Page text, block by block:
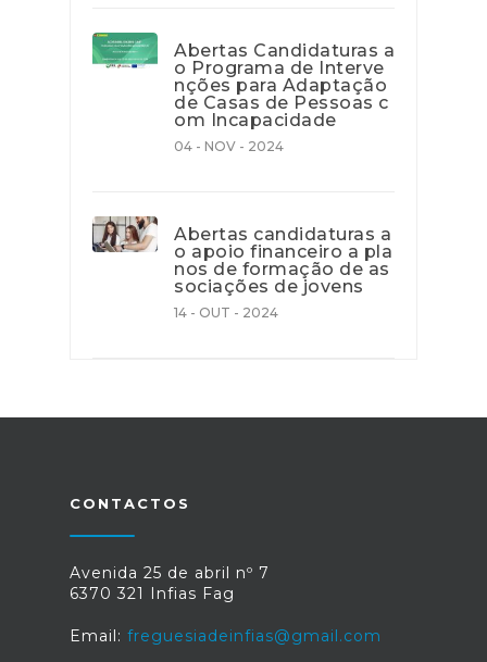
Abertas Candidaturas a
o Programa de Interve
nções para Adaptação
de Casas de Pessoas c
om Incapacidade
04 - NOV - 2024
Abertas candidaturas a
o apoio financeiro a pla
nos de formação de as
sociações de jovens
14 - OUT - 2024
CONTACTOS
Avenida 25 de abril nº 7
6370 321 Infias Fag
Email: freguesiadeinfias@gmail.com